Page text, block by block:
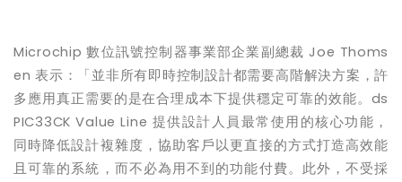
Microchip數位訊號控制器事業部企業副總裁 Joe Thoms
en表示：「並非所有即時控制設計都需要高階解決方案，許
多應用真正需要的是在合理成本下提供穩定可靠的效能。 ds
PIC33CK Value Line 提供設計人員最常使用的核心功能，
同時降低設計複雜度，協助客戶以更直接的方式打造高效能
且可靠的系統，而不必為用不到的功能付費。此外，不受採